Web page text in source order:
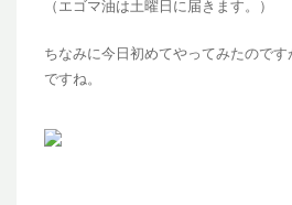
（エゴマ油は土曜日に届きます。）
ちなみに今日初めてやってみたので
ですね。